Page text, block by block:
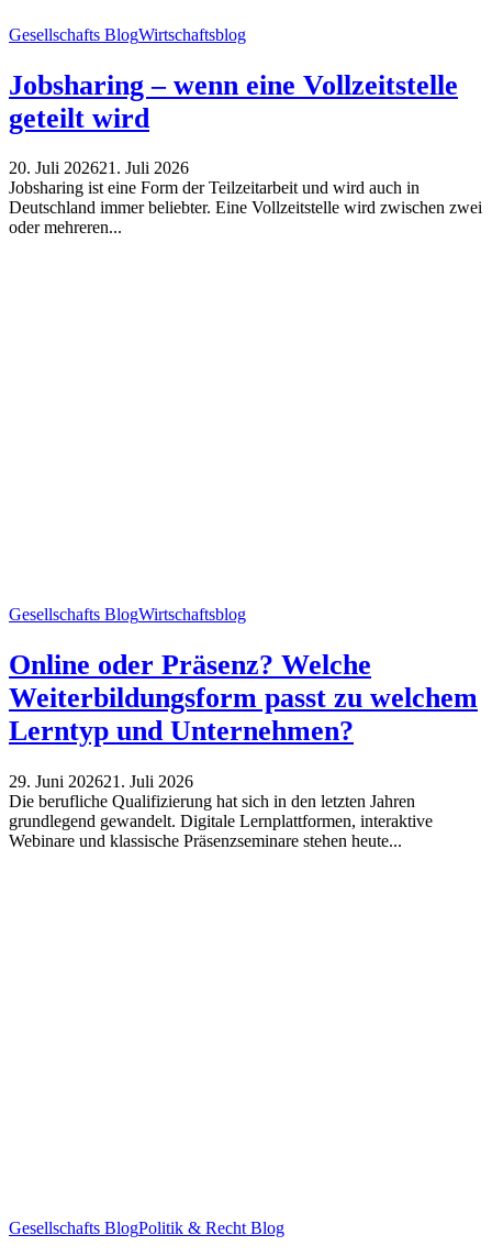
Gesellschafts BlogWirtschaftsblog
Jobsharing – wenn eine Vollzeitstelle
geteilt wird
20. Juli 202621. Juli 2026
Jobsharing ist eine Form der Teilzeitarbeit und wird auch in
Deutschland immer beliebter. Eine Vollzeitstelle wird zwischen zwei
oder mehreren...
Gesellschafts BlogWirtschaftsblog
Online oder Präsenz? Welche
Weiterbildungsform passt zu welchem
Lerntyp und Unternehmen?
29. Juni 202621. Juli 2026
Die berufliche Qualifizierung hat sich in den letzten Jahren
grundlegend gewandelt. Digitale Lernplattformen, interaktive
Webinare und klassische Präsenzseminare stehen heute...
Gesellschafts BlogPolitik & Recht Blog